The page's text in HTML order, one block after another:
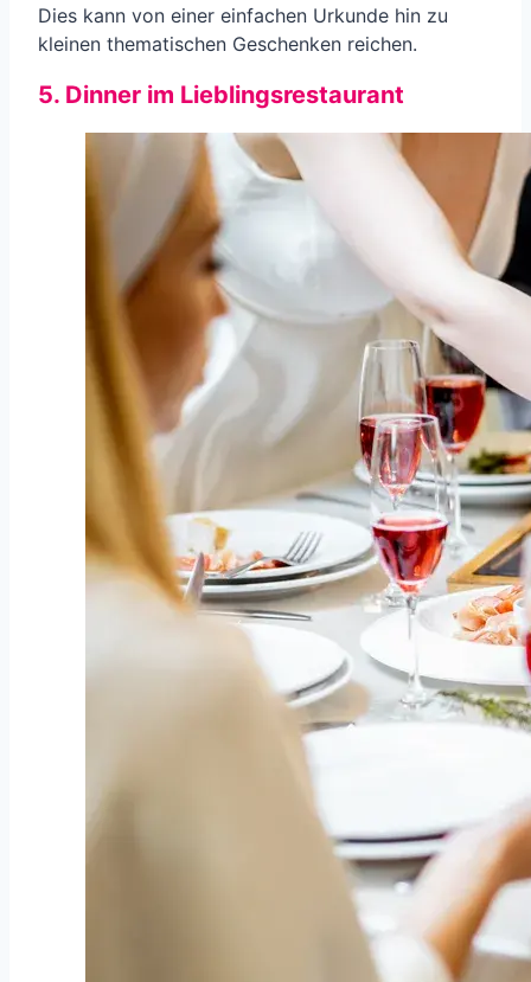
Dies kann von einer einfachen Urkunde hin zu
kleinen thematischen Geschenken reichen.
5. Dinner im Lieblingsrestaurant